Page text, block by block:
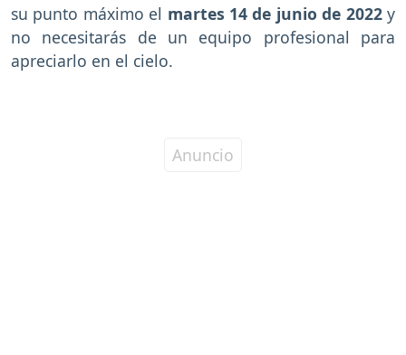
su punto máximo el martes 14 de junio de 2022y
no necesitarás de un equipo profesional para
apreciarlo en el cielo.